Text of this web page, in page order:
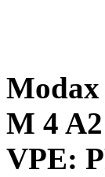
Modax
M 4
VPE: